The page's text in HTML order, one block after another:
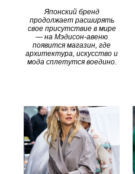
Японский бренд
продолжает расширять
свое присутствие в мире
— на Мэдисон-авеню
появится магазин, где
архитектура, искусство и
мода сплетутся воедино.